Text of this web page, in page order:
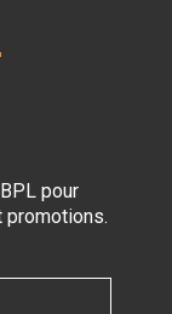
pour
promotions.